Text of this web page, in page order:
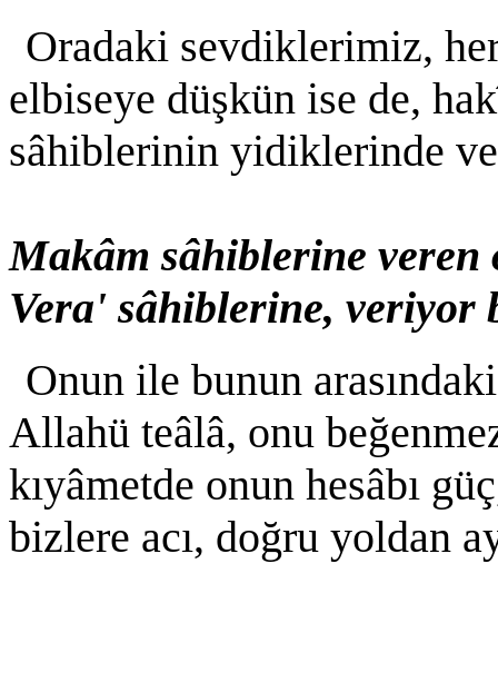
Oradaki sevdiklerimiz,
elbiseye düşkün ise de,
sâhiblerinin yidiklerinde
Makâm sâhiblerine veren
Vera' sâhiblerine, veriyor
Onun ile bunun
Allahü teâlâ, onu
kıyâmetde onun hesâbı
bizlere acı, doğru yoldan